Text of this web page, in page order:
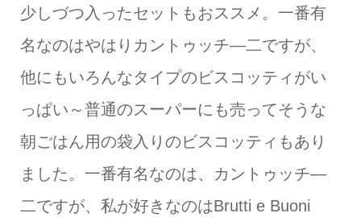
少しづつ入ったセットもおススメ。一番有
名なのはやはりカントゥッチ―二ですが、
他にもいろんなタイプのビスコッティがい
っぱい～普通のスーパーにも売ってそうな
朝ごはん用の袋入りのビスコッティもあり
ました。一番有名なのは、カントゥッチ―
二ですが、私が好きなのはBrutti e Buoni